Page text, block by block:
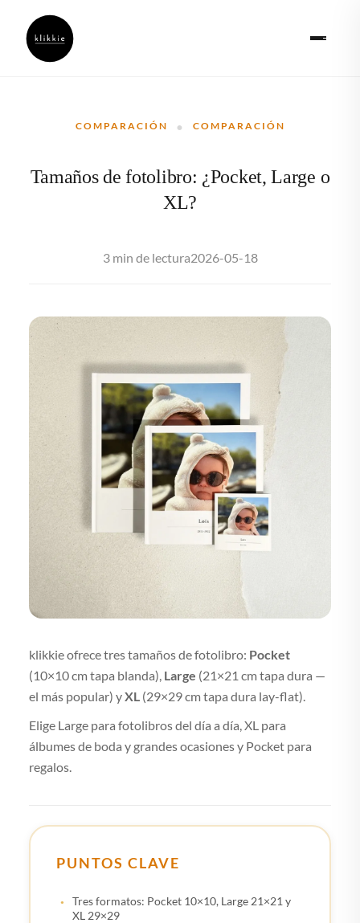
COMPARACIÓN · COMPARACIÓN
Tamaños de fotolibro: ¿Pocket, Large o
XL?
3 min de lectura2026-05-18
klikkie ofrece tres tamaños de fotolibro: Pocket
(10×10 cm tapa blanda), Large (21×21 cm tapa dura —
el más popular) yXL (29×29 cm tapa dura lay-flat).
Elige Large para fotolibros del día a día, XL para
álbumes de boda y grandes ocasiones y Pocket para
regalos.
PUNTOS CLAVE
Tres formatos: Pocket 10×10, Large 21×21 y
XL 29×29